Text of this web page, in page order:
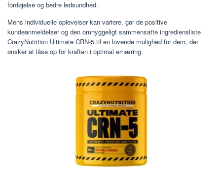
fordøjelse og bedre ledsundhed.
Mens individuelle oplevelser kan variere, gør de positive
kundeanmeldelser og den omhyggeligt sammensatte ingrediensliste
CrazyNutrition Ultimate CRN-5 til en lovende mulighed for dem, der
ønsker at låse op for kraften i optimal ernæring.